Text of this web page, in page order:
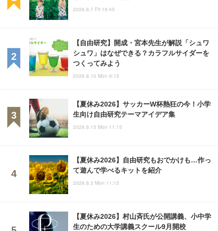
2026.8.7 Fri 19:45
【自由研究】開成・宮本先生が解説「シュワ
シュワ」はなぜできる？カラフルサイダーを
つくってみよう
2026.8.10 Mon 9:15
【夏休み2026】サッカーW杯熱狂の今！小学
生向け自由研究テーマアイデア集
2026.6.15 Mon 11:15
【夏休み2026】自由研究もおでかけも…作っ
て遊んで学べるキットを紹介
2026.8.3 Mon 11:15
【夏休み2026】村山斉氏が公開講義、小中学
生のための大学講義スクール9月開校